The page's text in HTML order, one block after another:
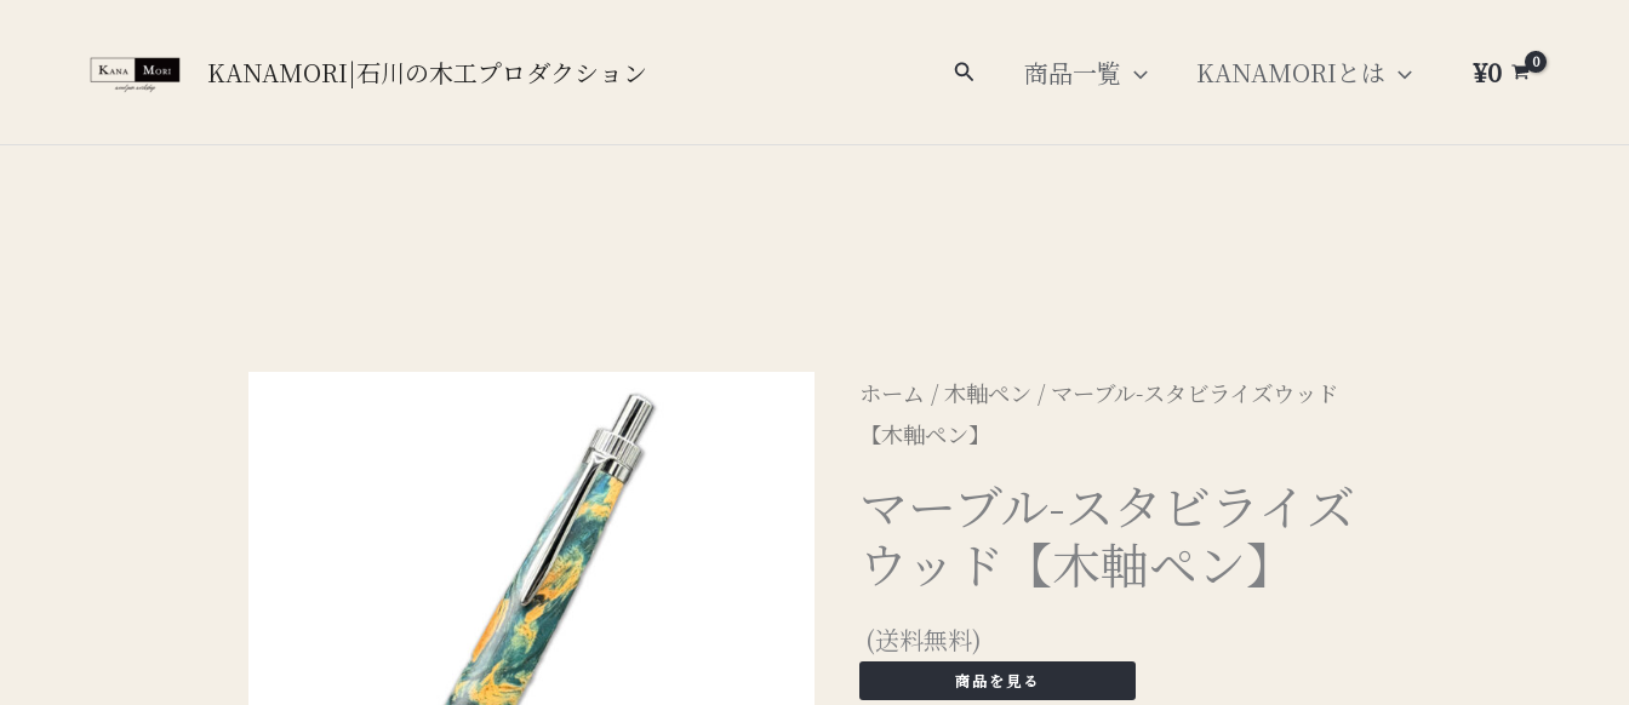
KANAMORI|石川の木工プロダクション
検
商品一覧 KANAMORIとは ¥0
ホーム /木軸ペン / マーブル-スタビライズウッド
【木軸ペン】
マーブル-スタビライズ
ウッド【木軸ペン】
(送料無料)
商品を見る